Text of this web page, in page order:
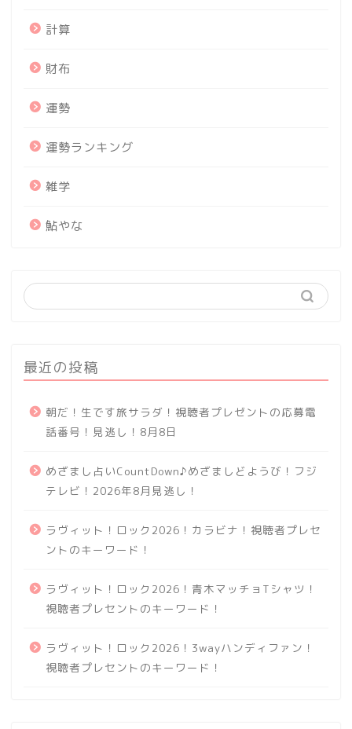
計算
財布
運勢
運勢ランキング
雑学
鮎やな
最近の投稿
朝だ！生です旅サラダ！視聴者プレゼントの応募電
話番号！見逃し！8月8日
めざまし占いCountDown♪めざましどようび！フジ
テレビ！2026年8月見逃し！
ラヴィット！ロック2026！カラビナ！視聴者プレセ
ントのキーワード！
ラヴィット！ロック2026！青木マッチョTシャツ！
視聴者プレセントのキーワード！
ラヴィット！ロック2026！3wayハンディファン！
視聴者プレセントのキーワード！